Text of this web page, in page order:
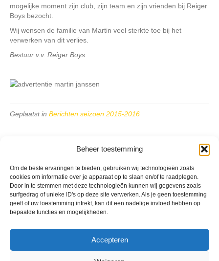
Beheer toestemming
Om de beste ervaringen te bieden, gebruiken wij technologieën zoals
cookies om informatie over je apparaat op te slaan en/of te raadplegen.
Door in te stemmen met deze technologieën kunnen wij gegevens zoals
surfgedrag of unieke ID's op deze site verwerken. Als je geen toestemming
geeft of uw toestemming intrekt, kan dit een nadelige invloed hebben op
bepaalde functies en mogelijkheden.
Accepteren
mogelijke moment zijn club, zijn team en zijn vrienden bij Reiger
Boys bezocht.
Wij wensen de familie van Martin veel sterkte toe bij het
verwerken van dit verlies.
Bestuur v.v. Reiger Boys
Geplaatst in Berichten seizoen 2015-2016
VV Reiger Boys
De Wending, Lotte Beesedijk 1
1705 NA Heerhugowaard
Reglementen